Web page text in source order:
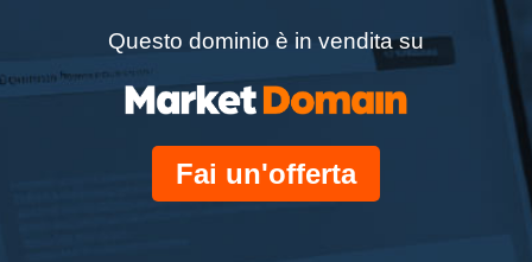
Questo dominio è in vendita su
Fai un'offerta